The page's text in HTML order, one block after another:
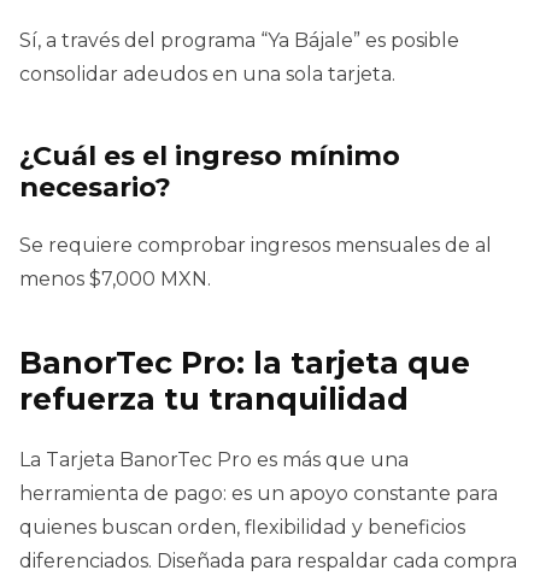
Sí, a través del programa “Ya Bájale” es posible
consolidar adeudos en una sola tarjeta.
¿Cuál es el ingreso mínimo
necesario?
Se requiere comprobar ingresos mensuales de al
menos $7,000 MXN.
BanorTec Pro: la tarjeta que
refuerza tu tranquilidad
La Tarjeta BanorTec Pro es más que una
herramienta de pago: es un apoyo constante para
quienes buscan orden, flexibilidad y beneficios
diferenciados. Diseñada para respaldar cada compra